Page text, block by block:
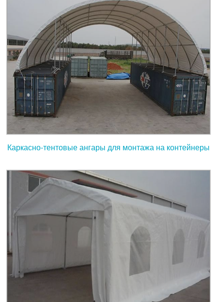
Каркасно-тентовые ангары для монтажа на контейнеры